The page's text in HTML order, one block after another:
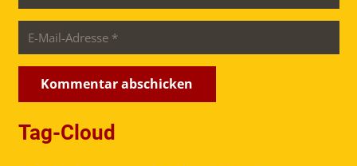
Kommentar abschicken
Tag-Cloud